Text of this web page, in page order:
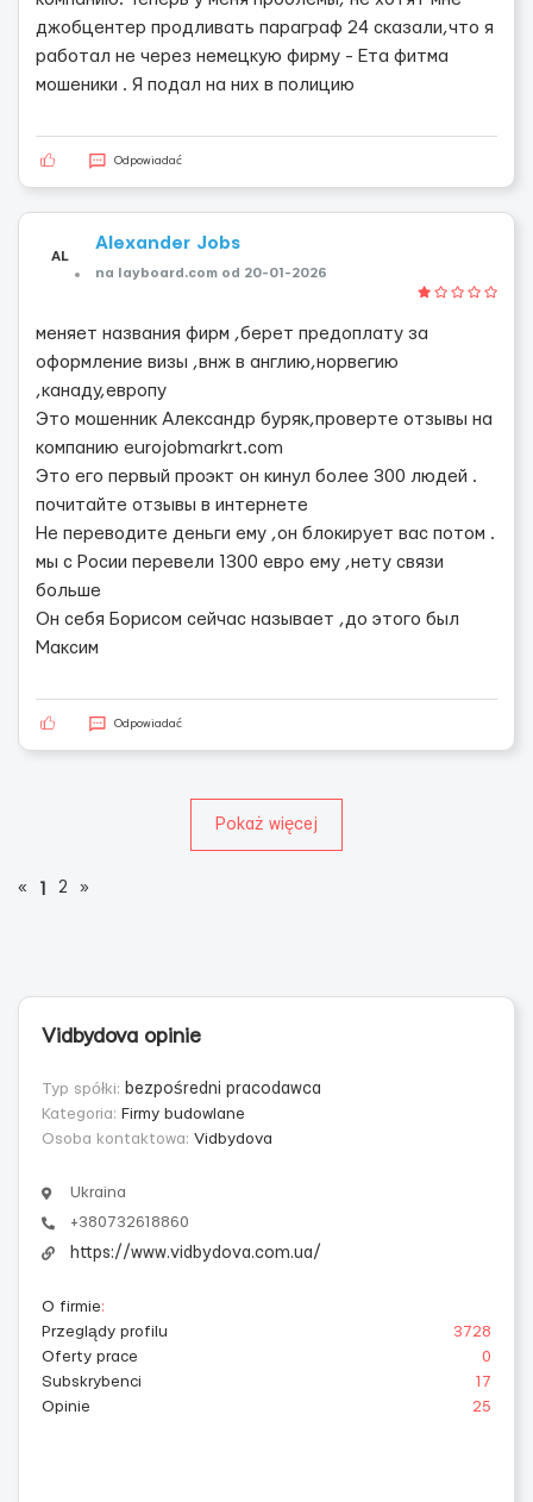
джобцентер продливать параграф 24 сказали,что я
работал не через немецкую фирму - Ета фитма
мошеники . Я подал на них в полицию
Odpowiadać
AL
Alexander Jobs
na layboard.com od 20-01-2026
меняет названия фирм ,берет предоплату за
оформление визы ,внж в англию,норвегию
,канаду,европу
Это мошенник Александр буряк,проверте отзывы на
компанию eurojobmarkrt.com
Это его первый проэкт он кинул более 300 людей .
почитайте отзывы в интернете
Не переводите деньги ему ,он блокирует вас потом .
мы с Росии перевели 1300 евро ему ,нету связи
больше
Он себя Борисом сейчас называет ,до этого был
Максим
Odpowiadać
Pokaż więcej
« 2 »
Vidbydova opinie
Typ spółki: bezpośredni pracodawca
Kategoria: Firmy budowlane
Osoba kontaktowa: Vidbydova
Ukraina
+380732618860
https://www.vidbydova.com.ua/
O firmie:
Przeglądy profilu
3728
Oferty prace
0
Subskrybenci
17
Opinie
25